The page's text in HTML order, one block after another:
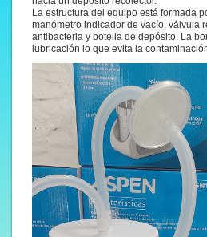
La estructura del equipo está formada
manómetro indicador de vacío, válvula
antibacteria y botella de depósito. La
lubricación lo que evita la